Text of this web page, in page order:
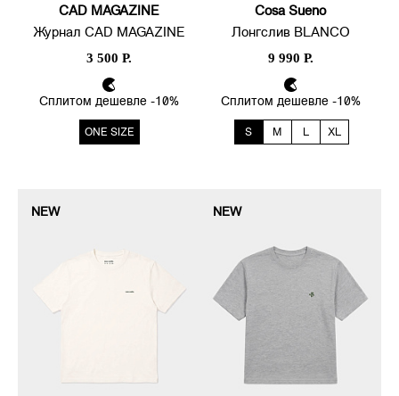
CAD MAGAZINE
Журнал CAD MAGAZINE
3 500 Р.
Сплитом дешевле -10%
ONE SIZE
Cosa Sueno
Лонгслив BLANCO
9 990 Р.
Сплитом дешевле -10%
S M L XL
NEW NEW